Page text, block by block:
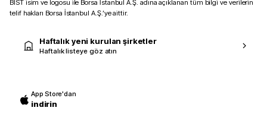
BIST isim ve logosu ile Borsa İstanbul A.Ş. adına açıklanan tüm bilgi ve verilerin
telif hakları Borsa İstanbul A.Ş.’ye aittir.
Haftalık yeni kurulan şirketler
Haftalık listeye göz atın
App Store'dan
indirin